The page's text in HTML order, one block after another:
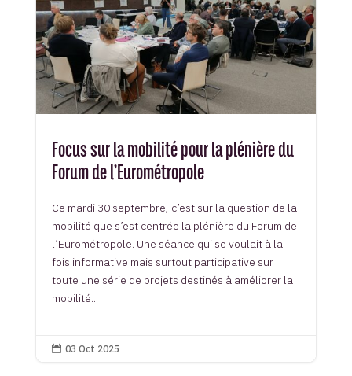
Focus sur la mobilité pour la plénière du
Forum de l’Eurométropole
Ce mardi 30 septembre, c’est sur la question de la
mobilité que s’est centrée la plénière du Forum de
l’Eurométropole. Une séance qui se voulait à la
fois informative mais surtout participative sur
toute une série de projets destinés à améliorer la
mobilité...
 03 Oct 2025